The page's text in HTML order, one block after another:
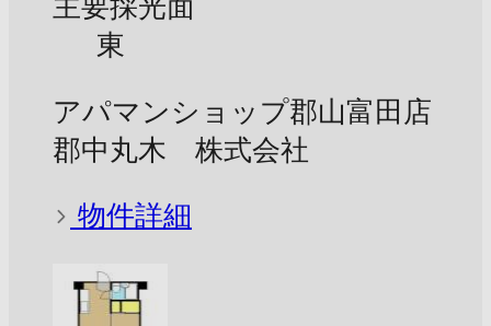
主要採光面
東
アパマンショップ郡山富田店
郡中丸木 株式会社
物件詳細